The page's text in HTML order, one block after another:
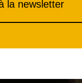
la newsletter